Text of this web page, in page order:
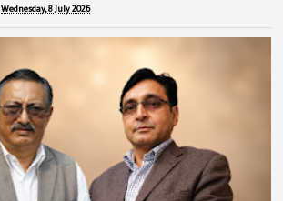
Wednesday, 8 July 2026